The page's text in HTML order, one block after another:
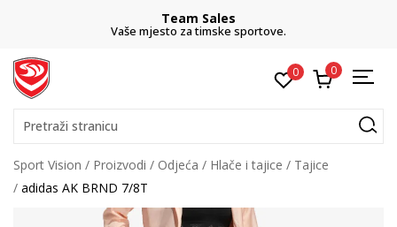
Team Sales
Vaše mjesto za timske sportove.
0 0
Pretraži stranicu
Sport Vision Proizvodi Odjeća Hlače i tajice
Tajice
adidas AK BRND 7/8T